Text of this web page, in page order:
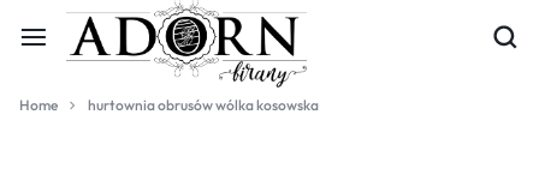
Home hurtownia obrusów wólka kosowska